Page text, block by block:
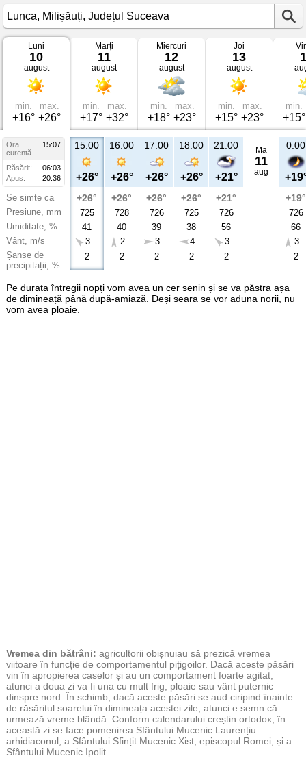
Vremea
Lunca
Milișăuți,
Județul
Suceava
Luni
10
august
min.
+16°
max.
+26°
Marți
11
august
min.
+17°
max.
+32°
Miercuri
12
august
min.
+18°
max.
+23°
Joi
13
august
min.
+15°
max.
+23°
min.
+15°
Ora
15:07
curentă
Răsărit:
06:03
Apus:
20:36
Se simte ca
Presiune, mm
Umiditate, %
Vânt, m/s
Șanse de
precipitații, %
15:00
+26°
+26°
725
41
3
2
16:00
+26°
+26°
728
40
2
2
17:00
+26°
+26°
726
39
3
2
18:00
+26°
+26°
725
38
4
2
21:00
+21°
+21°
726
56
3
2
Ma
11
aug
0:00
+19°
726
66
3
2
Pe durata întregii nopți vom avea un cer senin și se va păstra așa
de dimineață până după-amiază. Deși seara se vor aduna norii, nu
vom avea ploaie.
Vremea din bătrâni: agricultorii obișnuiau să prezică vremea
viitoare în funcție de comportamentul pițigoilor. Dacă aceste păsări
vin în apropierea caselor și au un comportament foarte agitat,
atunci a doua zi va fi una cu mult frig, ploaie sau vânt puternic
dinspre nord. În schimb, dacă aceste păsări se aud ciripind înainte
de răsăritul soarelui în dimineața acestei zile, atunci e semn că
urmează vreme blândă. Conform calendarului creștin ortodox, în
această zi se face pomenirea Sfântului Mucenic Laurențiu
arhidiaconul, a Sfântului Sfințit Mucenic Xist, episcopul Romei, și a
Sfântului Mucenic Ipolit.